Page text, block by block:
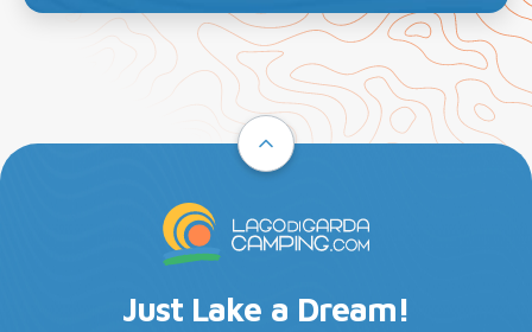
Just Lake a Dream!